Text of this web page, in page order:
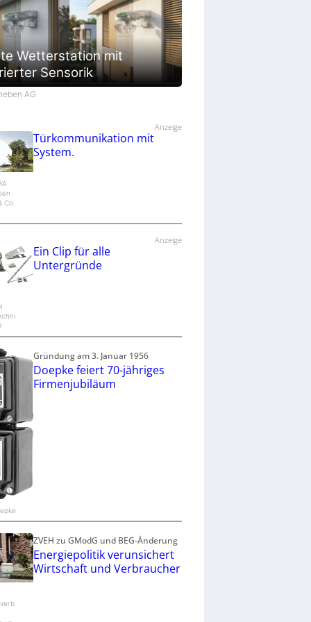
Wetterstation mit
Sensorik
AG
Anzeige
Co.
Türkommunikation mit
System.
Anzeige
Ein Clip für alle
Untergründe
Gründung am 3. Januar 1956
Doepke feiert 70-jähriges
Firmenjubiläum
ZVEH zu GModG und BEG-Änderung
Energiepolitik verunsichert
Wirtschaft und Verbraucher